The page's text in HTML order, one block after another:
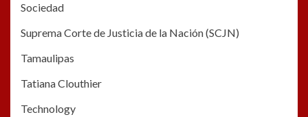
Sociedad
Suprema Corte de Justicia de la Nación (SCJN)
Tamaulipas
Tatiana Clouthier
Technology